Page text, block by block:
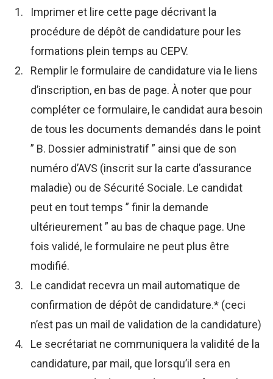
Imprimer et lire cette page décrivant la
procédure de dépôt de candidature pour les
formations plein temps au CEPV.
Remplir le formulaire de candidature via le liens
d’inscription, en bas de page. À noter que pour
compléter ce formulaire, le candidat aura besoin
de tous les documents demandés dans le point
” B. Dossier administratif ” ainsi que de son
numéro d’AVS (inscrit sur la carte d’assurance
maladie) ou de Sécurité Sociale. Le candidat
peut en tout temps ” finir la demande
ultérieurement ” au bas de chaque page. Une
fois validé, le formulaire ne peut plus être
modifié.
Le candidat recevra un mail automatique de
confirmation de dépôt de candidature.* (ceci
n’est pas un mail de validation de la candidature)
Le secrétariat ne communiquera la validité de la
candidature, par mail, que lorsqu’il sera en